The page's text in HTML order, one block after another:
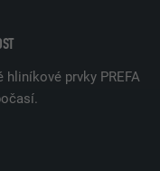
prvky PREFA